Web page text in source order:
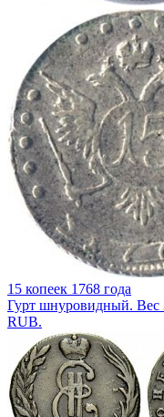
15 копеек 1768 года
Гурт шнуровидный. Вес
RUB.